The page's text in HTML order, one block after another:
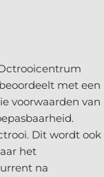
met een
voorwaarden van
Dit wordt ook
het
na